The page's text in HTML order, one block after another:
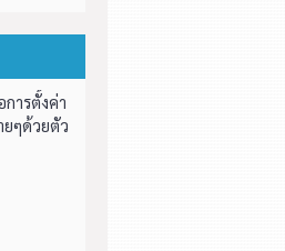
ารตั้งค่า
ยๆด้วยตัว